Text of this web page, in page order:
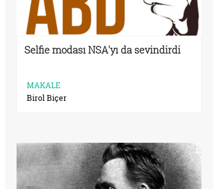
Selfie modası NSA'yı da sevindirdi
MAKALE
Birol Biçer